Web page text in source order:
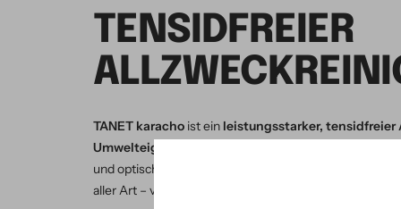
TENSIDFREIER
TANET karacho ist ein leistungsstarker, tensidfreier
Umwelteigenschaften
und optischen Aufhellern, eignet er sich ideal für die
aller Art – von